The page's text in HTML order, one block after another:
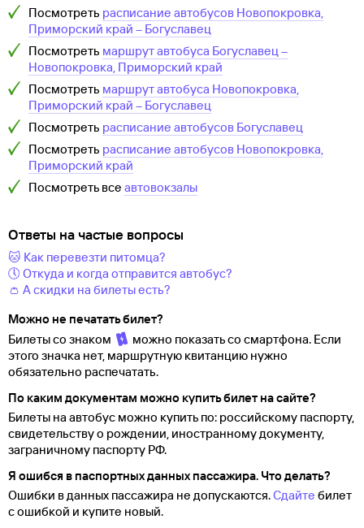
Посмотреть расписание автобусов Новопокровка,
Приморский край – Богуславец
Посмотреть маршрут автобуса Богуславец–
Новопокровка, Приморский край
Посмотреть маршрут автобуса Новопокровка,
Приморский край – Богуславец
Посмотреть расписание автобусов Богуславец
Посмотреть расписание автобусов Новопокровка,
Приморский край
Посмотреть все автовокзалы
Ответы на частые вопросы
🐱 Как перевезти питомца?
🕔 Откуда и когда отправится автобус?
👛 А скидки на билеты есть?
Можно не печатать билет?
Билеты со знаком
можно показать со смартфона. Если
этого значка нет, маршрутную квитанцию нужно
обязательно распечатать.
По каким документам можно купить билет на сайте?
Билеты на автобус можно купить по: российскому паспорту,
свидетельству о рождении, иностранному документу,
заграничному паспорту РФ.
Я ошибся в паспортных данных пассажира. Что делать?
Ошибки в данных пассажира не допускаются.Сдайте билет
с ошибкой и купите новый.